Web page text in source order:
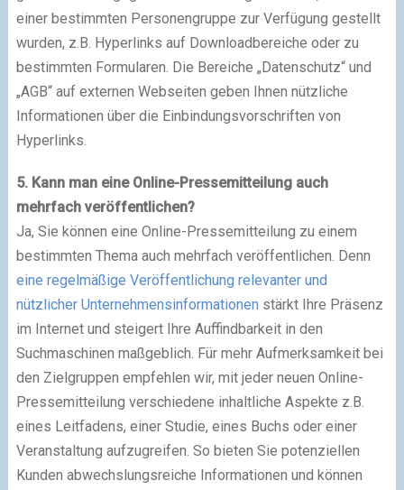
einer bestimmten Personengruppe zur Verfügung gestellt
wurden, z.B. Hyperlinks auf Downloadbereiche oder zu
bestimmten Formularen. Die Bereiche „Datenschutz“ und
„AGB“ auf externen Webseiten geben Ihnen nützliche
Informationen über die Einbindungsvorschriften von
Hyperlinks.
5. Kann man eine Online-Pressemitteilung auch
mehrfach veröffentlichen?
Ja, Sie können eine Online-Pressemitteilung zu einem
bestimmten Thema auch mehrfach veröffentlichen. Denn
eine regelmäßige Veröffentlichung relevanter und
nützlicher Unternehmensinformationen stärkt Ihre Präsenz
im Internet und steigert Ihre Auffindbarkeit in den
Suchmaschinen maßgeblich. Für mehr Aufmerksamkeit bei
den Zielgruppen empfehlen wir, mit jeder neuen Online-
Pressemitteilung verschiedene inhaltliche Aspekte z.B.
eines Leitfadens, einer Studie, eines Buchs oder einer
Veranstaltung aufzugreifen. So bieten Sie potenziellen
Kunden abwechslungsreiche Informationen und können